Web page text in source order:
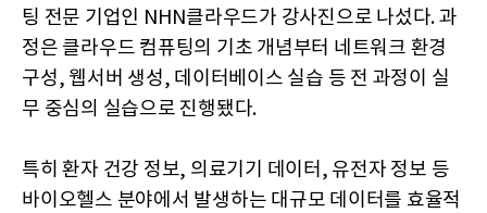
팅 전문 기업인 NHN클라우드가 강사진으로 나섰다. 과
정은 클라우드 컴퓨팅의 기초 개념부터 네트워크 환경
구성, 웹서버 생성, 데이터베이스 실습 등 전 과정이 실
무 중심의 실습으로 진행됐다.
특히 환자 건강 정보, 의료기기 데이터, 유전자 정보 등
바이오헬스 분야에서 발생하는 대규모 데이터를 효율적